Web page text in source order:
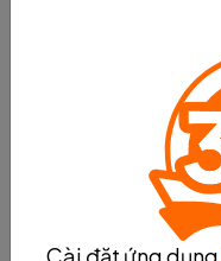
như máy tính, điện
2. Bộ điều khiển: IC
điều khiển các thiết
thống đèn chiếu sáng
3. Mạch khuếch đại: